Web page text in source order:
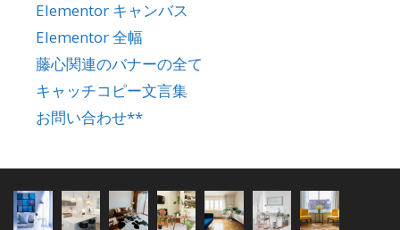
Elementor キャンバス
Elementor 全幅
藤心関連のバナーの全て
キャッチコピー文言集
お問い合わせ**